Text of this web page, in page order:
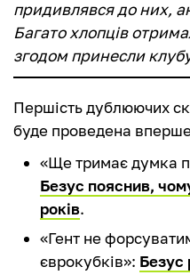
придивлявся до них,
Багато хлопців
згодом принесли
Першість дублюючих
буде проведена вперше
«Ще тримає думка
Безус пояснив,
років.
«Гент не
єврокубків»: Безус